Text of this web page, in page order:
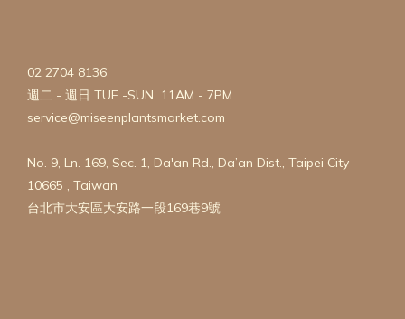
02 2704 8136
週二 - 週日 TUE -SUN 11AM - 7PM
service@miseenplantsmarket.com
No. 9, Ln. 169, Sec. 1, Da'an Rd., Da’an Dist., Taipei City
10665 , Taiwan
台北市大安區大安路一段169巷9號